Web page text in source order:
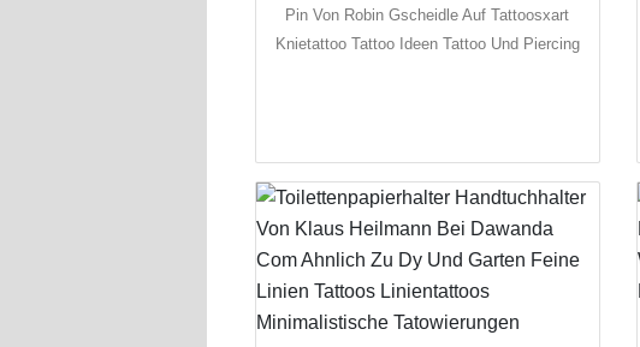
Pin Von Robin Gscheidle Auf Tattoosxart
Knietattoo Tattoo Ideen Tattoo Und Piercing